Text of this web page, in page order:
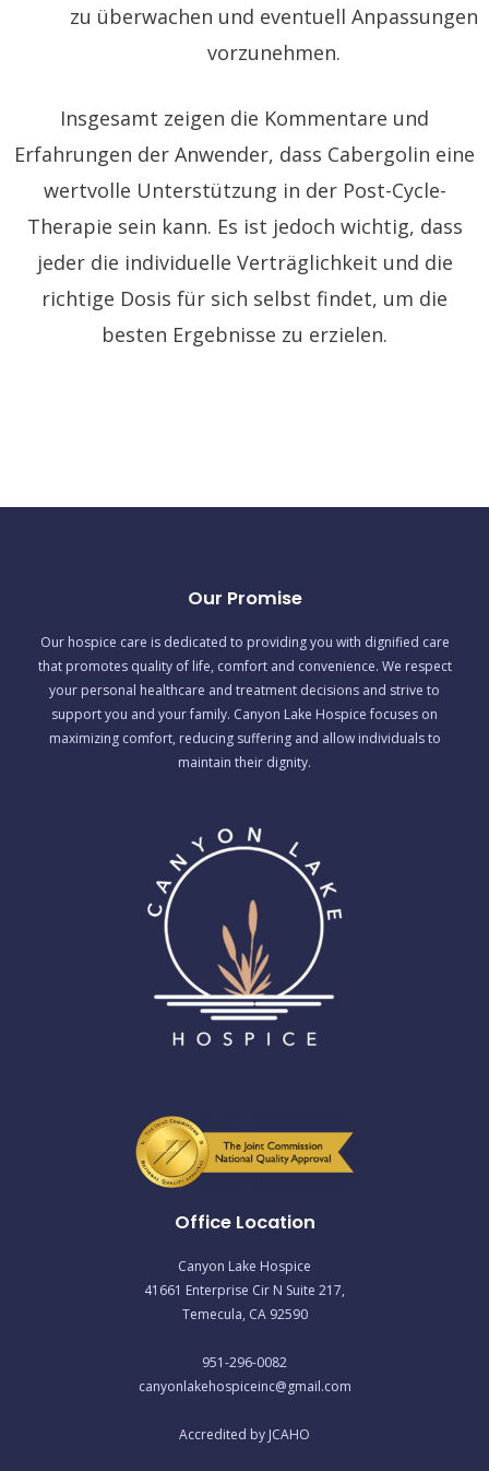
zu überwachen und eventuell Anpassungen
vorzunehmen.
Insgesamt zeigen die Kommentare und
Erfahrungen der Anwender, dass Cabergolin eine
wertvolle Unterstützung in der Post-Cycle-
Therapie sein kann. Es ist jedoch wichtig, dass
jeder die individuelle Verträglichkeit und die
richtige Dosis für sich selbst findet, um die
besten Ergebnisse zu erzielen.
Our Promise
Our hospice care is dedicated to providing you with dignified care
that promotes quality of life, comfort and convenience. We respect
your personal healthcare and treatment decisions and strive to
support you and your family. Canyon Lake Hospice focuses on
maximizing comfort, reducing suffering and allow individuals to
maintain their dignity.
Office Location
Canyon Lake Hospice
41661 Enterprise Cir N Suite 217,
Temecula, CA 92590
951-296-0082
canyonlakehospiceinc@gmail.com
Accredited by JCAHO